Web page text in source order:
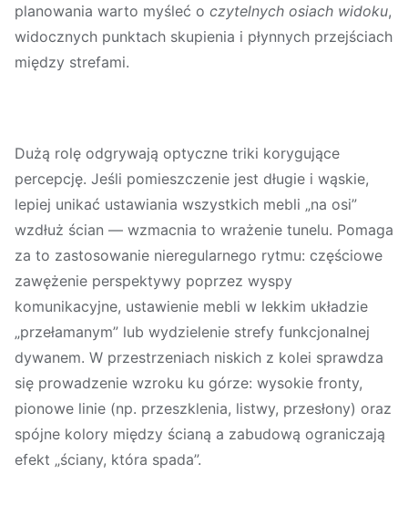
planowania warto myśleć o czytelnych osiach widoku,
widocznych punktach skupienia i płynnych przejściach
między strefami.
Dużą rolę odgrywają optyczne triki korygujące
percepcję. Jeśli pomieszczenie jest długie i wąskie,
lepiej unikać ustawiania wszystkich mebli „na osi”
wzdłuż ścian — wzmacnia to wrażenie tunelu. Pomaga
za to zastosowanie nieregularnego rytmu: częściowe
zawężenie perspektywy poprzez wyspy
komunikacyjne, ustawienie mebli w lekkim układzie
„przełamanym” lub wydzielenie strefy funkcjonalnej
dywanem. W przestrzeniach niskich z kolei sprawdza
się prowadzenie wzroku ku górze: wysokie fronty,
pionowe linie (np. przeszklenia, listwy, przesłony) oraz
spójne kolory między ścianą a zabudową ograniczają
efekt „ściany, która spada”.